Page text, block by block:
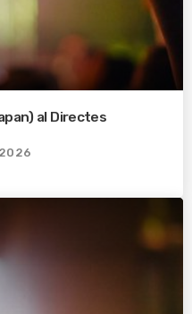
al Directes